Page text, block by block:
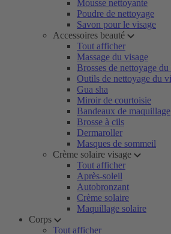
Mousse nettoyante
Poudre de nettoyage
Savon pour le visage
Accessoires beauté
Tout afficher
Massage du visage
Brosses de nettoyage du
Outils de nettoyage du
Gua sha
Miroir de courtoisie
Bandeaux de maquillage
Brosse à cils
Dermaroller
Masques de sommeil
Crème solaire visage
Tout afficher
Après-soleil
Autobronzant
Crème solaire
Maquillage solaire
Corps
Tout afficher